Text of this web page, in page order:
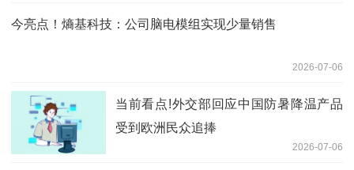
今亮点！熵基科技：公司脑电模组实现少量销售
2026-07-06
当前看点!外交部回应中国防暑降温产品
受到欧洲民众追捧
2026-07-06